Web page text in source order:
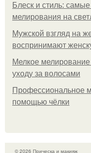
Блеск и стиль:
мелирования на
Мужской взгляд на
воспринимают
Мелкое мелирование
уходу за волосами
Профессиональное
помощью чёлки
© 2026 Прическа и макияж